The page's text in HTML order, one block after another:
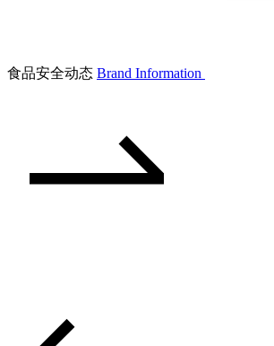
食品安全动态 Brand Information